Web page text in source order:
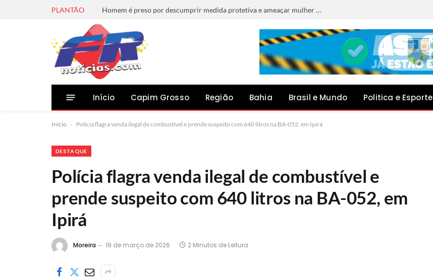
PLANTÃO Homem é preso por descumprir medida protetiva e ameaçar mulher em Jacobina
Início Capim Grosso Região Bahia Brasil e Mundo Politica e Esporte
Início - Polícia flagra venda ilegal de combustível e prende suspeito com 640 litros na BA-052, em Ipirá
DESTAQUE
Polícia flagra venda ilegal de combustível e
prende suspeito com 640 litros na BA-052, em
Ipirá
Moreira 19 de março de 2026 2 Minutos de Leitura